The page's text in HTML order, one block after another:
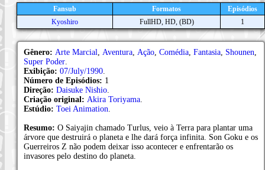
Fansub Formatos
Episódios
Kyoshiro
FullHD, HD, (BD) 1
Gênero: Arte Marcial Aventura Ação Comédia Fantasia Shounen
Super Poder
Exibição: 07/July/1990
Número de Episódios: 1
Direção: Daisuke Nishio
Criação original: Akira Toriyama
Estúdio: Toei Animation
Resumo: O Saiyajin chamado Turlus, veio à Terra para plantar uma
árvore que destruirá o planeta e lhe dará força infinita. Son Goku e os
Guerreiros Z não podem deixar isso acontecer e enfrentarão os
invasores pelo destino do planeta.